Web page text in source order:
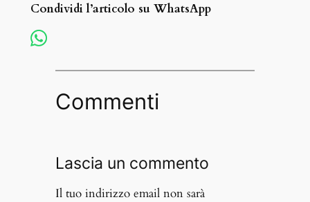
Condividi l’articolo su WhatsApp
Commenti
Lascia un commento
Il tuo indirizzo email non sarà